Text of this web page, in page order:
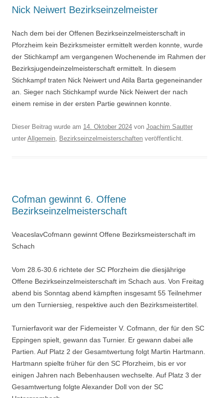
Nick Neiwert Bezirkseinzelmeister
Nach dem bei der Offenen Bezirkseinzelmeisterschaft in
Pforzheim kein Bezirksmeister ermittelt werden konnte, wurde
der Stichkampf am vergangenen Wochenende im Rahmen der
Bezirksjugendeinzelmeisterschaft ermittelt. In diesem
Stichkampf traten Nick Neiwert und Atila Barta gegeneinander
an. Sieger nach Stichkampf wurde Nick Neiwert der nach
einem remise in der ersten Partie gewinnen konnte.
Dieser Beitrag wurde am 14. Oktober 2024 von Joachim Sautter
unter Allgemein, Bezirkseinzelmeisterschaften veröffentlicht.
Cofman gewinnt 6. Offene
Bezirkseinzelmeisterschaft
VeaceslavCofmann gewinnt Offene Bezirksmeisterschaft im
Schach
Vom 28.6-30.6 richtete der SC Pforzheim die diesjährige
Offene Bezirkseinzelmeisterschaft im Schach aus. Von Freitag
abend bis Sonntag abend kämpften insgesamt 55 Teilnehmer
um den Turniersieg, respektive auch den Bezirksmeistertitel.
Turnierfavorit war der Fidemeister V. Cofmann, der für den SC
Eppingen spielt, gewann das Turnier. Er gewann dabei alle
Partien. Auf Platz 2 der Gesamtwertung folgt Martin Hartmann.
Hartmann spielte früher für den SC Pforzheim, bis er vor
einigen Jahren nach Bebenhausen wechselte. Auf Platz 3 der
Gesamtwertung folgte Alexander Doll von der SC